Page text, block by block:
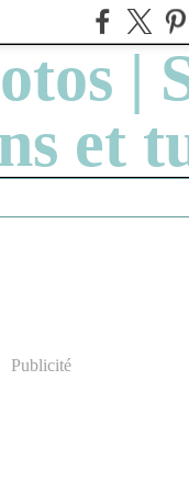
Publicité